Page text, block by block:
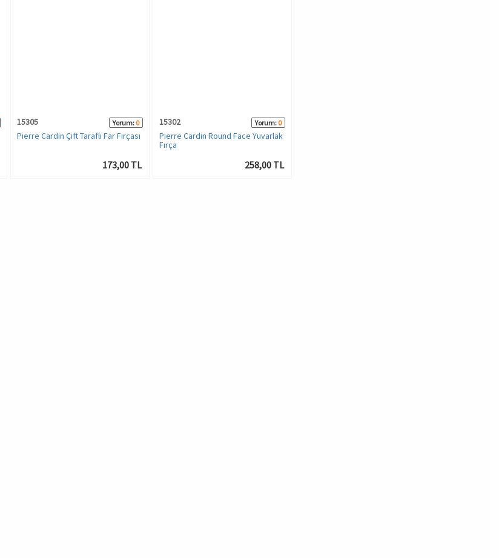
15305 Yorum: 0
Pierre Cardin Çift Taraflı Far Fırçası
173,00 TL
15302 Yorum: 0
Pierre Cardin Round Face Yuvarlak
Fırça
258,00 TL